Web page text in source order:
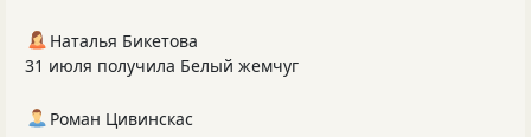
Наталья Бикетова
31 июля получила Белый жемчуг
Роман Цивинскас